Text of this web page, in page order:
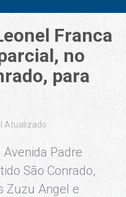
Franca
no
para
Atualizado
Avenida Padre
São Conrado,
Zuzu Angel e